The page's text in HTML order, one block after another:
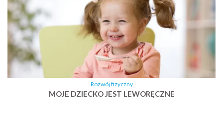
Rozwój fizyczny
MOJE DZIECKO JEST LEWORĘCZNE